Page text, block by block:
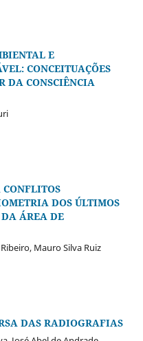
E
CONCEITUAÇÕES
DA CONSCIÊNCIA
DOS ÚLTIMOS
ÁREA DE
Mauro Silva Ruiz
DAS RADIOGRAFIAS